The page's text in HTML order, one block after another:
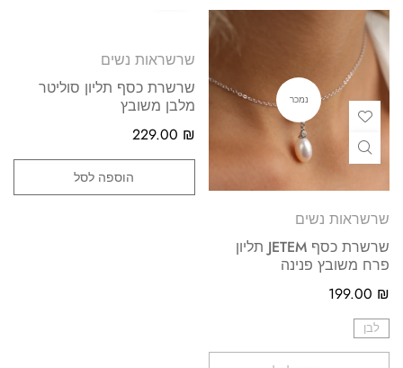
נמכר
שרשראות נשים
שרשרת כסף JETEM תליון
פרח משובץ פנינה
199.00 ₪
לבן
שרשראות נשים
שרשרת כסף תליון סוליטר
מלבן משובץ
229.00 ₪
הוספה לסל